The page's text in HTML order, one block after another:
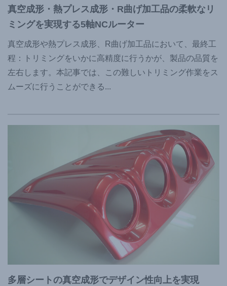
真空成形・熱プレス成形・R曲げ加工品の柔軟なリ
ミングを実現する5軸NCルーター
真空成形や熱プレス成形、R曲げ加工品において、最終工
程：トリミングをいかに高精度に行うかが、製品の品質を
左右します。本記事では、この難しいトリミング作業をス
ムーズに行うことができる...
多層シートの真空成形でデザイン性向上を実現